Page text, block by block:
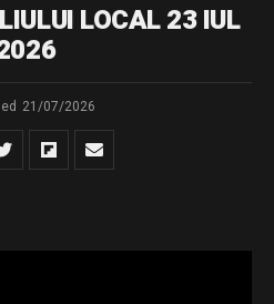
LOCAL 23 IUL
21/07/2026